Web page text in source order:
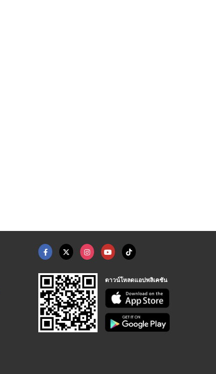
ดาวน์โหลดแอปพลิเคชัน